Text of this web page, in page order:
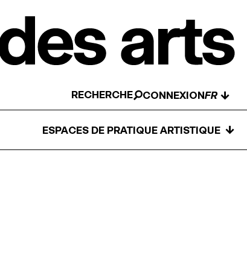
RECHERCHE CONNEXION ↓
ESPACES DE PRATIQUE ARTISTIQUE ↓